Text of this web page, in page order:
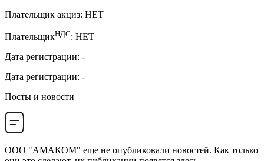
Плательщик акциз: НЕТ
ПлательщикНДС: НЕТ
Дата регистрации: -
Дата регистрации: -
Посты и новости
ООО "АМАКОМ" еще не опубликовали новостей. Как только